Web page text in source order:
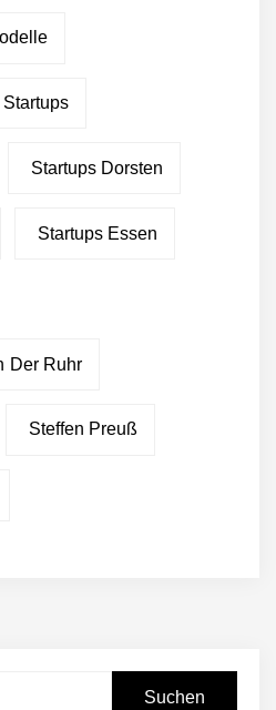
Startups
Startups Dorsten
Startups Essen
Der Ruhr
Steffen Preuß